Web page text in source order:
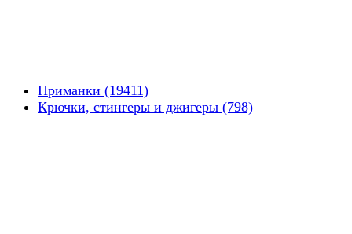
Приманки (19411)
Крючки, стингеры и джигеры (798)